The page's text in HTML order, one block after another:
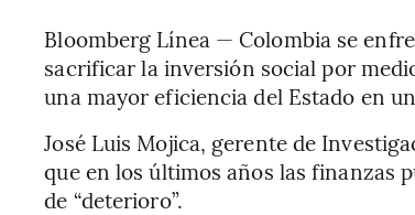
Bloomberg Línea — Colombia se
sacrificar la inversión social por
una mayor eficiencia del Estado en
José Luis Mojica, gerente de
que en los últimos años las finanzas
de “deterioro”.